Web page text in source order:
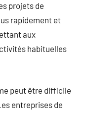
projets de
rapidement et
aux
habituelles
peut être difficile
entreprises de